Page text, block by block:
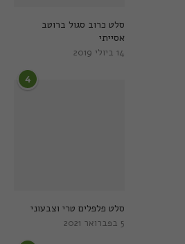
סלט כרוב סגול ברוטב
אסייתי
14 ביולי 2019
4
סלט פלפלים טרי וצבעוני
5 בפברואר 2021